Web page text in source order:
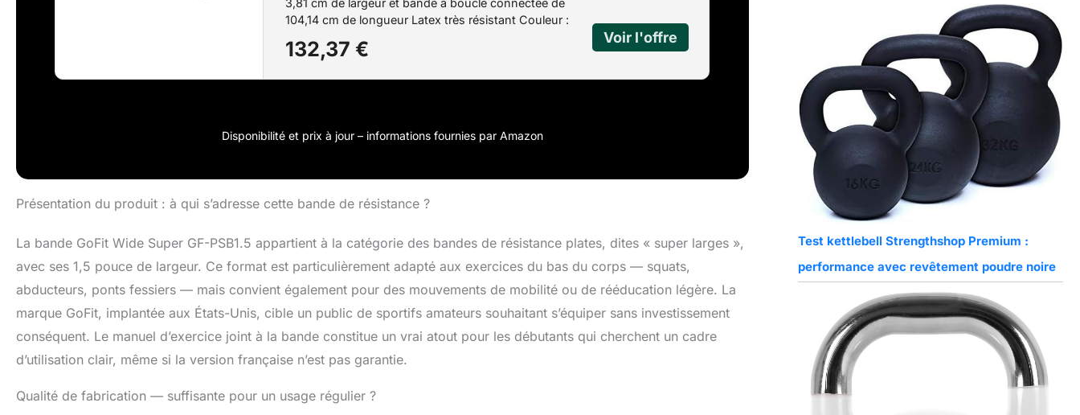
3,81 cm de largeur et bande à boucle connectée de
104,14 cm de longueur Latex très résistant Couleur :
132,37 €
Disponibilité et prix à jour – informations fournies par Amazon
Présentation du produit : à qui s’adresse cette bande de résistance ?
La bande GoFit Wide Super GF-PSB1.5 appartient à la catégorie des bandes de résistance plates, dites « super larges »,
avec ses 1,5 pouce de largeur. Ce format est particulièrement adapté aux exercices du bas du corps — squats,
abducteurs, ponts fessiers — mais convient également pour des mouvements de mobilité ou de rééducation légère. La
marque GoFit, implantée aux États-Unis, cible un public de sportifs amateurs souhaitant s’équiper sans investissement
conséquent. Le manuel d’exercice joint à la bande constitue un vrai atout pour les débutants qui cherchent un cadre
d’utilisation clair, même si la version française n’est pas garantie.
Qualité de fabrication — suffisante pour un usage régulier ?
Test kettlebell Strengthshop Premium :
performance avec revêtement poudre noire